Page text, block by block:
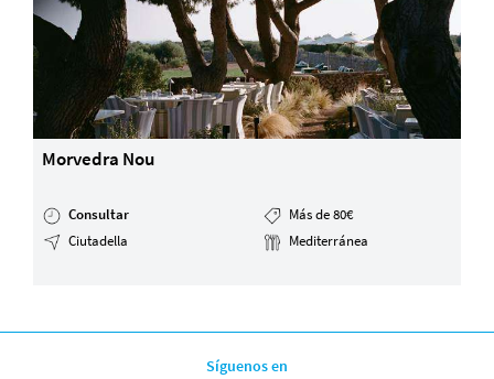
Morvedra Nou
Consultar
Más de 80€
Ciutadella
Mediterránea
Síguenos en